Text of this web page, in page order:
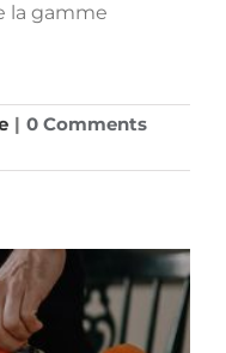
la gamme
| 0 Comments